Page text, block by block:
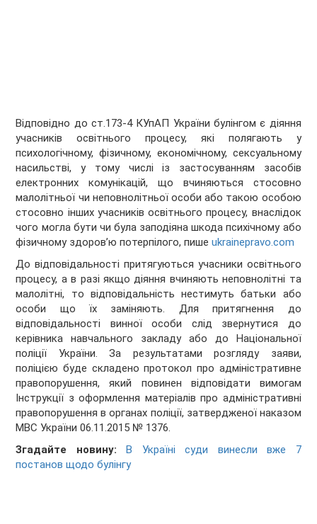
Відповідно до ст.173-4 КУпАП України булінгом є діяння
учасників освітнього процесу, які полягають у
психологічному, фізичному, економічному, сексуальному
насильстві, у тому числі із застосуванням засобів
електронних комунікацій, що вчиняються стосовно
малолітньої чи неповнолітньої особи або такою особою
стосовно інших учасників освітнього процесу, внаслідок
чого могла бути чи була заподіяна шкода психічному або
фізичному здоров’ю потерпілого, пишеukrainepravo.com
До відповідальності притягуються учасники освітнього
процесу, а в разі якщо діяння вчиняють неповнолітні та
малолітні, то відповідальність нестимуть батьки або
особи що їх заміняють. Для притягнення до
відповідальності винної особи слід звернутися до
керівника навчального закладу або до Національної
поліції України. За результатами розгляду заяви,
поліцією буде складено протокол про адміністративне
правопорушення, який повинен відповідати вимогам
Інструкції з оформлення матеріалів про адміністративні
правопорушення в органах поліції, затвердженої наказом
МВС України 06.11.2015 № 1376.
Згадайте новину:
В Україні суди винесли вже 7
постанов щодо булінгу